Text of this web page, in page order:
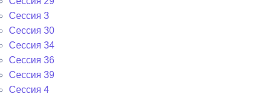
Сессия 3
Сессия 30
Сессия 34
Сессия 36
Сессия 39
Сессия 4